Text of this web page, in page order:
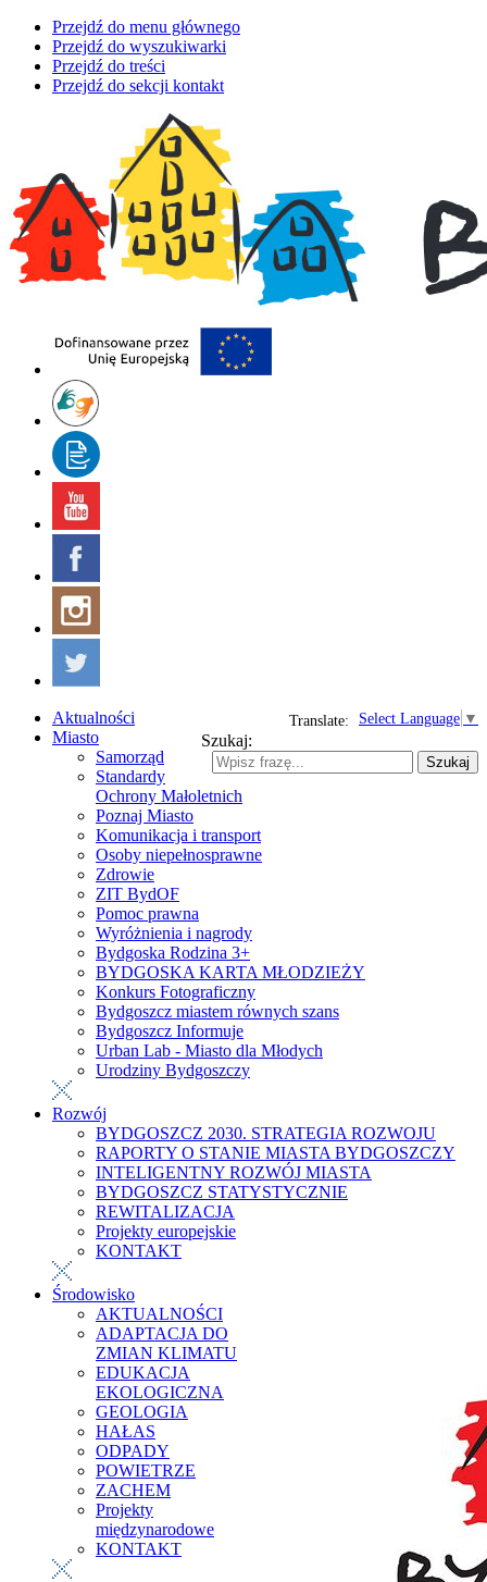
Przejdź do menu głównego
Przejdź do wyszukiwarki
Przejdź do treści
Przejdź do sekcji kontakt
Select Language ▼
Translate:
Szukaj:
Szukaj
Aktualności
Miasto
Samorząd
Standardy
Ochrony Małoletnich
Poznaj Miasto
Komunikacja i transport
Osoby niepełnosprawne
Zdrowie
ZIT BydOF
Pomoc prawna
Wyróżnienia i nagrody
Bydgoska Rodzina 3+
BYDGOSKA KARTA MŁODZIEŻY
Konkurs Fotograficzny
Bydgoszcz miastem równych szans
Bydgoszcz Informuje
Urban Lab - Miasto dla Młodych
Urodziny Bydgoszczy
Rozwój
BYDGOSZCZ 2030. STRATEGIA ROZWOJU
RAPORTY O STANIE MIASTA BYDGOSZCZY
INTELIGENTNY ROZWÓJ MIASTA
BYDGOSZCZ STATYSTYCZNIE
REWITALIZACJA
Projekty europejskie
KONTAKT
Środowisko
AKTUALNOŚCI
ADAPTACJA DO
ZMIAN KLIMATU
EDUKACJA
EKOLOGICZNA
GEOLOGIA
HAŁAS
ODPADY
POWIETRZE
ZACHEM
Projekty
międzynarodowe
KONTAKT